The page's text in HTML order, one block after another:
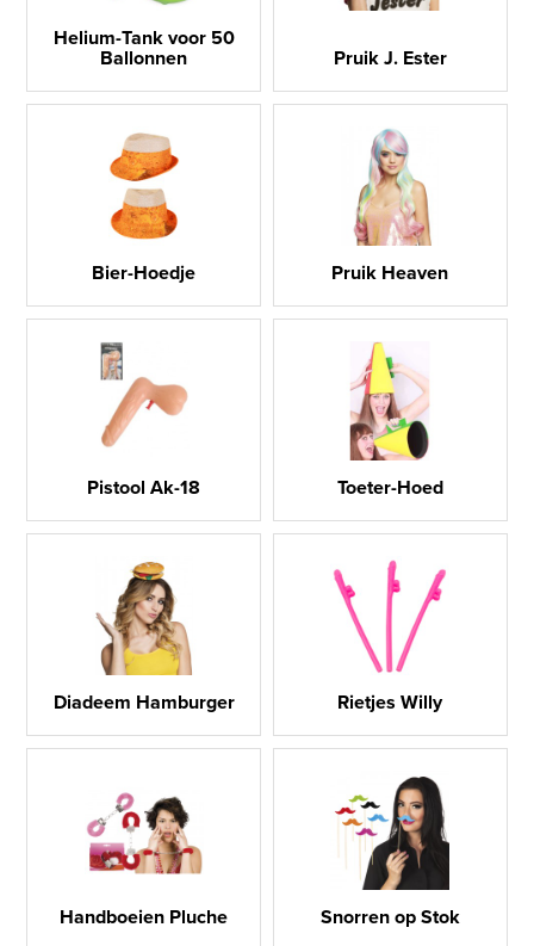
Helium-Tank voor 50
Ballonnen
Pruik J. Ester
Bier-Hoedje Pruik Heaven
Pistool Ak-18 Toeter-Hoed
Diadeem Hamburger Rietjes Willy
Handboeien Pluche Snorren op Stok